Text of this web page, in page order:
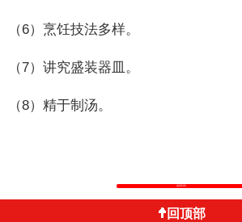
（6）烹饪技法多样。
（7）讲究盛装器皿。
（8）精于制汤。
返回列表
回顶部